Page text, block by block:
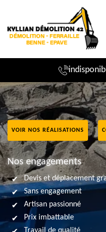
VOIR NOS RÉALISATIONS
Nos engagements
Devis et déplacement
Sans engagement
Artisan passionné
Prix imbattable